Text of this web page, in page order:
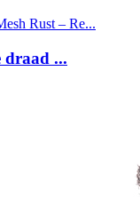
draad ...